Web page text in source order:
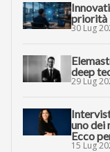
priorità
30 Lug
deep
29 Lug
uno dei
Ecco
15 Lug